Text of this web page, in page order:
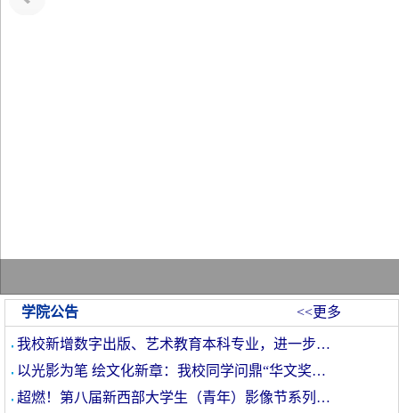
学院公告 <<更多
我校新增数字出版、艺术教育本科专业，进一步…
以光影为笔 绘文化新章：我校同学问鼎“华文奖…
超燃！第八届新西部大学生（青年）影像节系列…